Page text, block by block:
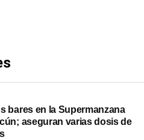
bares en la Supermanzana
aseguran varias dosis de